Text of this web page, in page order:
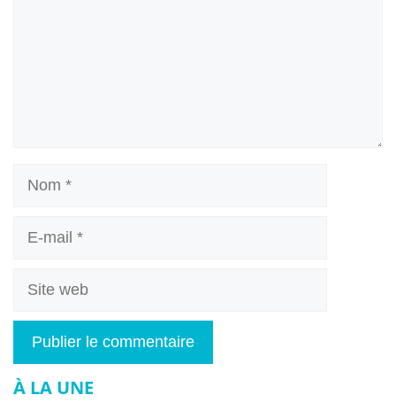
Site
À LA UNE